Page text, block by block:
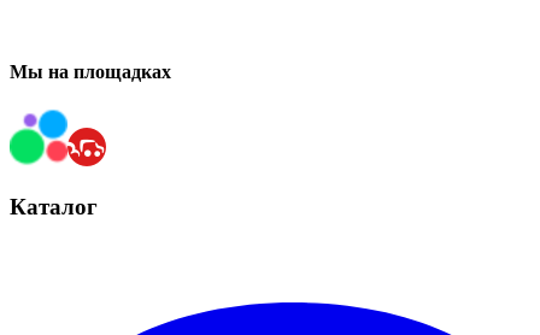
Мы на площадках
Каталог